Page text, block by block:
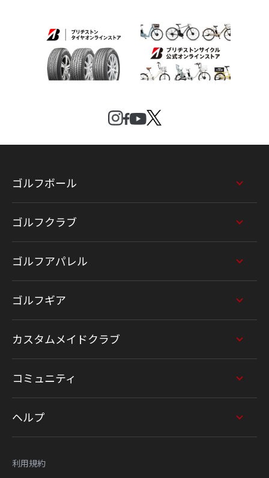
ゴルフボール
ゴルフクラブ
ゴルフアパレル
ゴルフギア
カスタムメイドクラブ
コミュニティ
ヘルプ
利用規約